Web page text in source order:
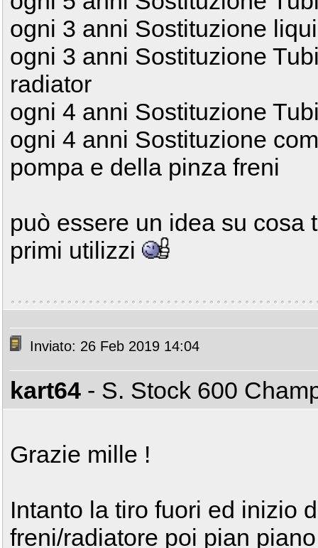
ogni 3 anni Sostituzione
ogni 3 anni Sostituzione
radiator
ogni 4 anni Sostituzione
ogni 4 anni Sostituzione
pompa e della pinza freni
può essere un idea su cosa
primi utilizzi
Inviato: 26 Feb 2019 14:04
kart64 - S. Stock 600
Grazie mille !
Intanto la tiro fuori ed inizio
freni/radiatore poi pian